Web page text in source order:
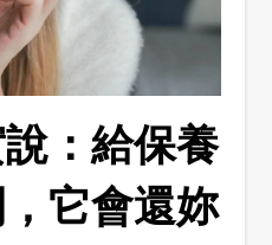
：給保養
它會還妳